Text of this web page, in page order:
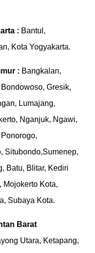
: Bantul,
Kota Yogyakarta.
: Bangkalan,
Gresik,
Lumajang,
Nganjuk, Ngawi,
Situbondo,Sumenep,
Batu, Blitar, Kediri
Mojokerto Kota,
Subaya Kota.
Barat
Utara, Ketapang,